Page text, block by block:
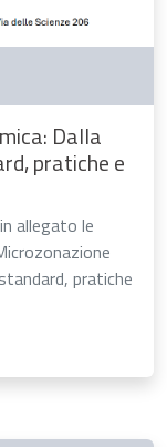
Dalla
pratiche e
allegato le
pratiche